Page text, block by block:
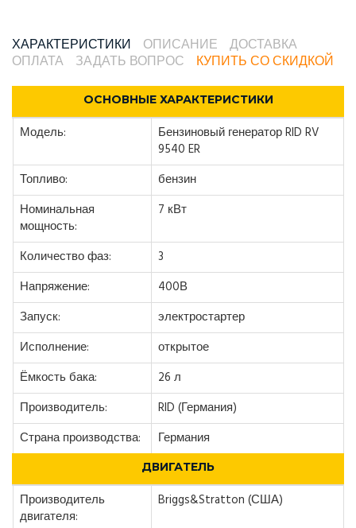
ХАРАКТЕРИСТИКИ ОПИСАНИЕ
ДОСТАВКА
ОПЛАТА
ЗАДАТЬ ВОПРОС КУПИТЬ СО СКИДКОЙ
ОСНОВНЫЕ ХАРАКТЕРИСТИКИ
Модель:
Бензиновый генератор RID RV
9540 ER
Топливо:
бензин
Номинальная
мощность:
7 кВт
Количество фаз:
3
Напряжение:
400В
Запуск:
электростартер
Исполнение:
открытое
Ёмкость бака:
26 л
Производитель:
RID (Германия)
Страна производства:
Германия
ДВИГАТЕЛЬ
Производитель
двигателя:
Briggs&Stratton (США)